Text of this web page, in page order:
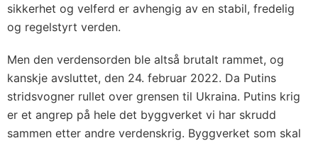
sikkerhet og velferd er avhengig av en stabil, fredelig
og regelstyrt verden.
Men den verdensorden ble altså brutalt rammet, og
kanskje avsluttet, den 24. februar 2022. Da Putins
stridsvogner rullet over grensen til Ukraina. Putins krig
er et angrep på hele det byggverket vi har skrudd
sammen etter andre verdenskrig. Byggverket som skal